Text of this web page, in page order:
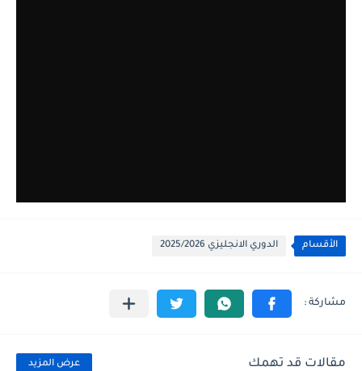
الأقسام الدوري الانجليزي 2025/2026
مقالات قد تهمك عرض المزيد